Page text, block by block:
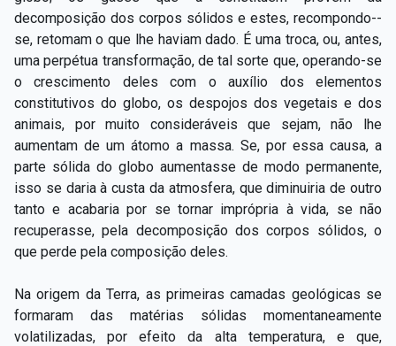
decomposição dos corpos sólidos e estes, recompondo-­
se, retomam o que lhe haviam dado. É uma troca, ou, antes,
uma perpétua transformação, de tal sorte que, operando­-se
o crescimento deles com o auxílio dos elementos
constitutivos do globo, os despojos dos vegetais e dos
animais, por muito consideráveis que sejam, não lhe
aumentam de um átomo a massa. Se, por essa causa, a
parte sólida do globo aumentasse de modo permanente,
isso se daria à custa da atmosfera, que diminuiria de outro
tanto e acabaria por se tornar imprópria à vida, se não
recuperasse, pela decomposição dos corpos sólidos, o
que perde pela composição deles.
Na origem da Terra, as primeiras camadas geológicas se
formaram das matérias sólidas momentaneamente
volatilizadas, por efeito da alta temperatura, e que,